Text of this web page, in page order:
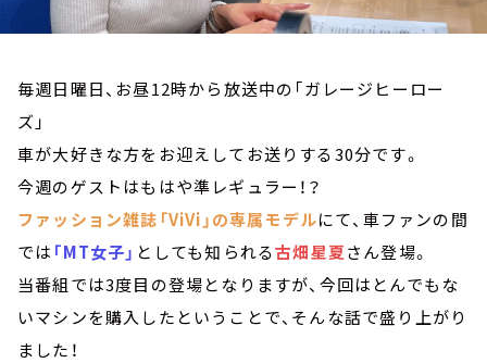
毎週日曜日、お昼12時から放送中の「ガレージヒーロー
ズ」
車が大好きな方をお迎えしてお送りする30分です。
今週のゲストはもはや準レギュラー！？
ファッション雑誌「ViVi」の専属モデルにて、車ファンの間
では 「MT女子」 としても知られる古畑星夏さん登場。
当番組では3度目の登場となりますが、今回はとんでもな
いマシンを購入したということで、そんな話で盛り上がり
ました！